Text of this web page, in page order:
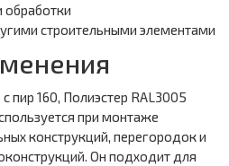
обработки
строительными элементами
пир 160, Полиэстер RAL3005
при монтаже
конструкций, перегородок и
Он подходит для